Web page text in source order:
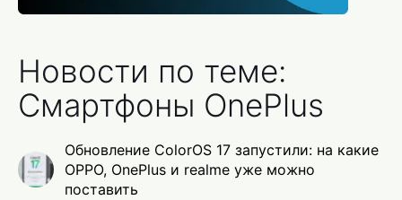
Новости по теме:
Смартфоны OnePlus
Обновление ColorOS 17 запустили: на какие
OPPO, OnePlus и realme уже можно
поставить